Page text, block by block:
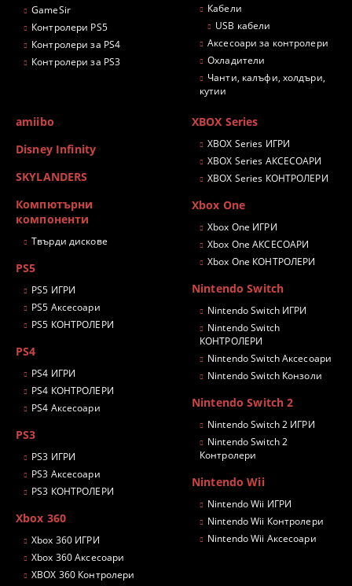
GameSir
Контролери PS5
Контролери за PS4
Контролери за PS3
Кабели
USB кабели
Аксесоари за контролери
Охладители
Чанти, калъфи, холдъри,
кутии
amiibo
Disney Infinity
SKYLANDERS
Компютърни
компоненти
Твърди дискове
PS5
PS5 ИГРИ
PS5 Аксесоари
PS5 КОНТРОЛЕРИ
PS4
PS4 ИГРИ
PS4 КОНТРОЛЕРИ
PS4 Аксесоари
PS3
PS3 ИГРИ
PS3 Аксесоари
PS3 КОНТРОЛЕРИ
Xbox 360
Xbox 360 ИГРИ
Xbox 360 Аксесоари
XBOX 360 Контролери
XBOX Series
XBOX Series ИГРИ
XBOX Series АКСЕСОАРИ
XBOX Series КОНТРОЛЕРИ
Xbox One
Xbox One ИГРИ
Xbox One АКСЕСОАРИ
Xbox One КОНТРОЛЕРИ
Nintendo Switch
Nintendo Switch ИГРИ
Nintendo Switch
КОНТРОЛЕРИ
Nintendo Switch Аксесоари
Nintendo Switch Конзоли
Nintendo Switch 2
Nintendo Switch 2 ИГРИ
Nintendo Switch 2
Контролери
Nintendo Wii
Nintendo Wii ИГРИ
Nintendo Wii Контролери
Nintendo Wii Аксесоари